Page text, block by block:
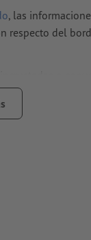
, las
respecto del
v3